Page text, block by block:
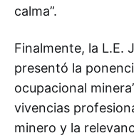
calma”.
Finalmente, la L.E.
presentó la
ocupacional
vivencias
minero y la